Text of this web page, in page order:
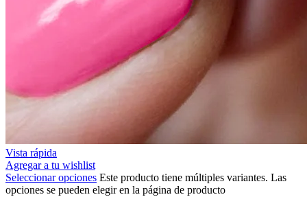
Vista rápida
Agregar a tu wishlist
Seleccionar opciones Este producto tiene múltiples variantes. Las
opciones se pueden elegir en la página de producto